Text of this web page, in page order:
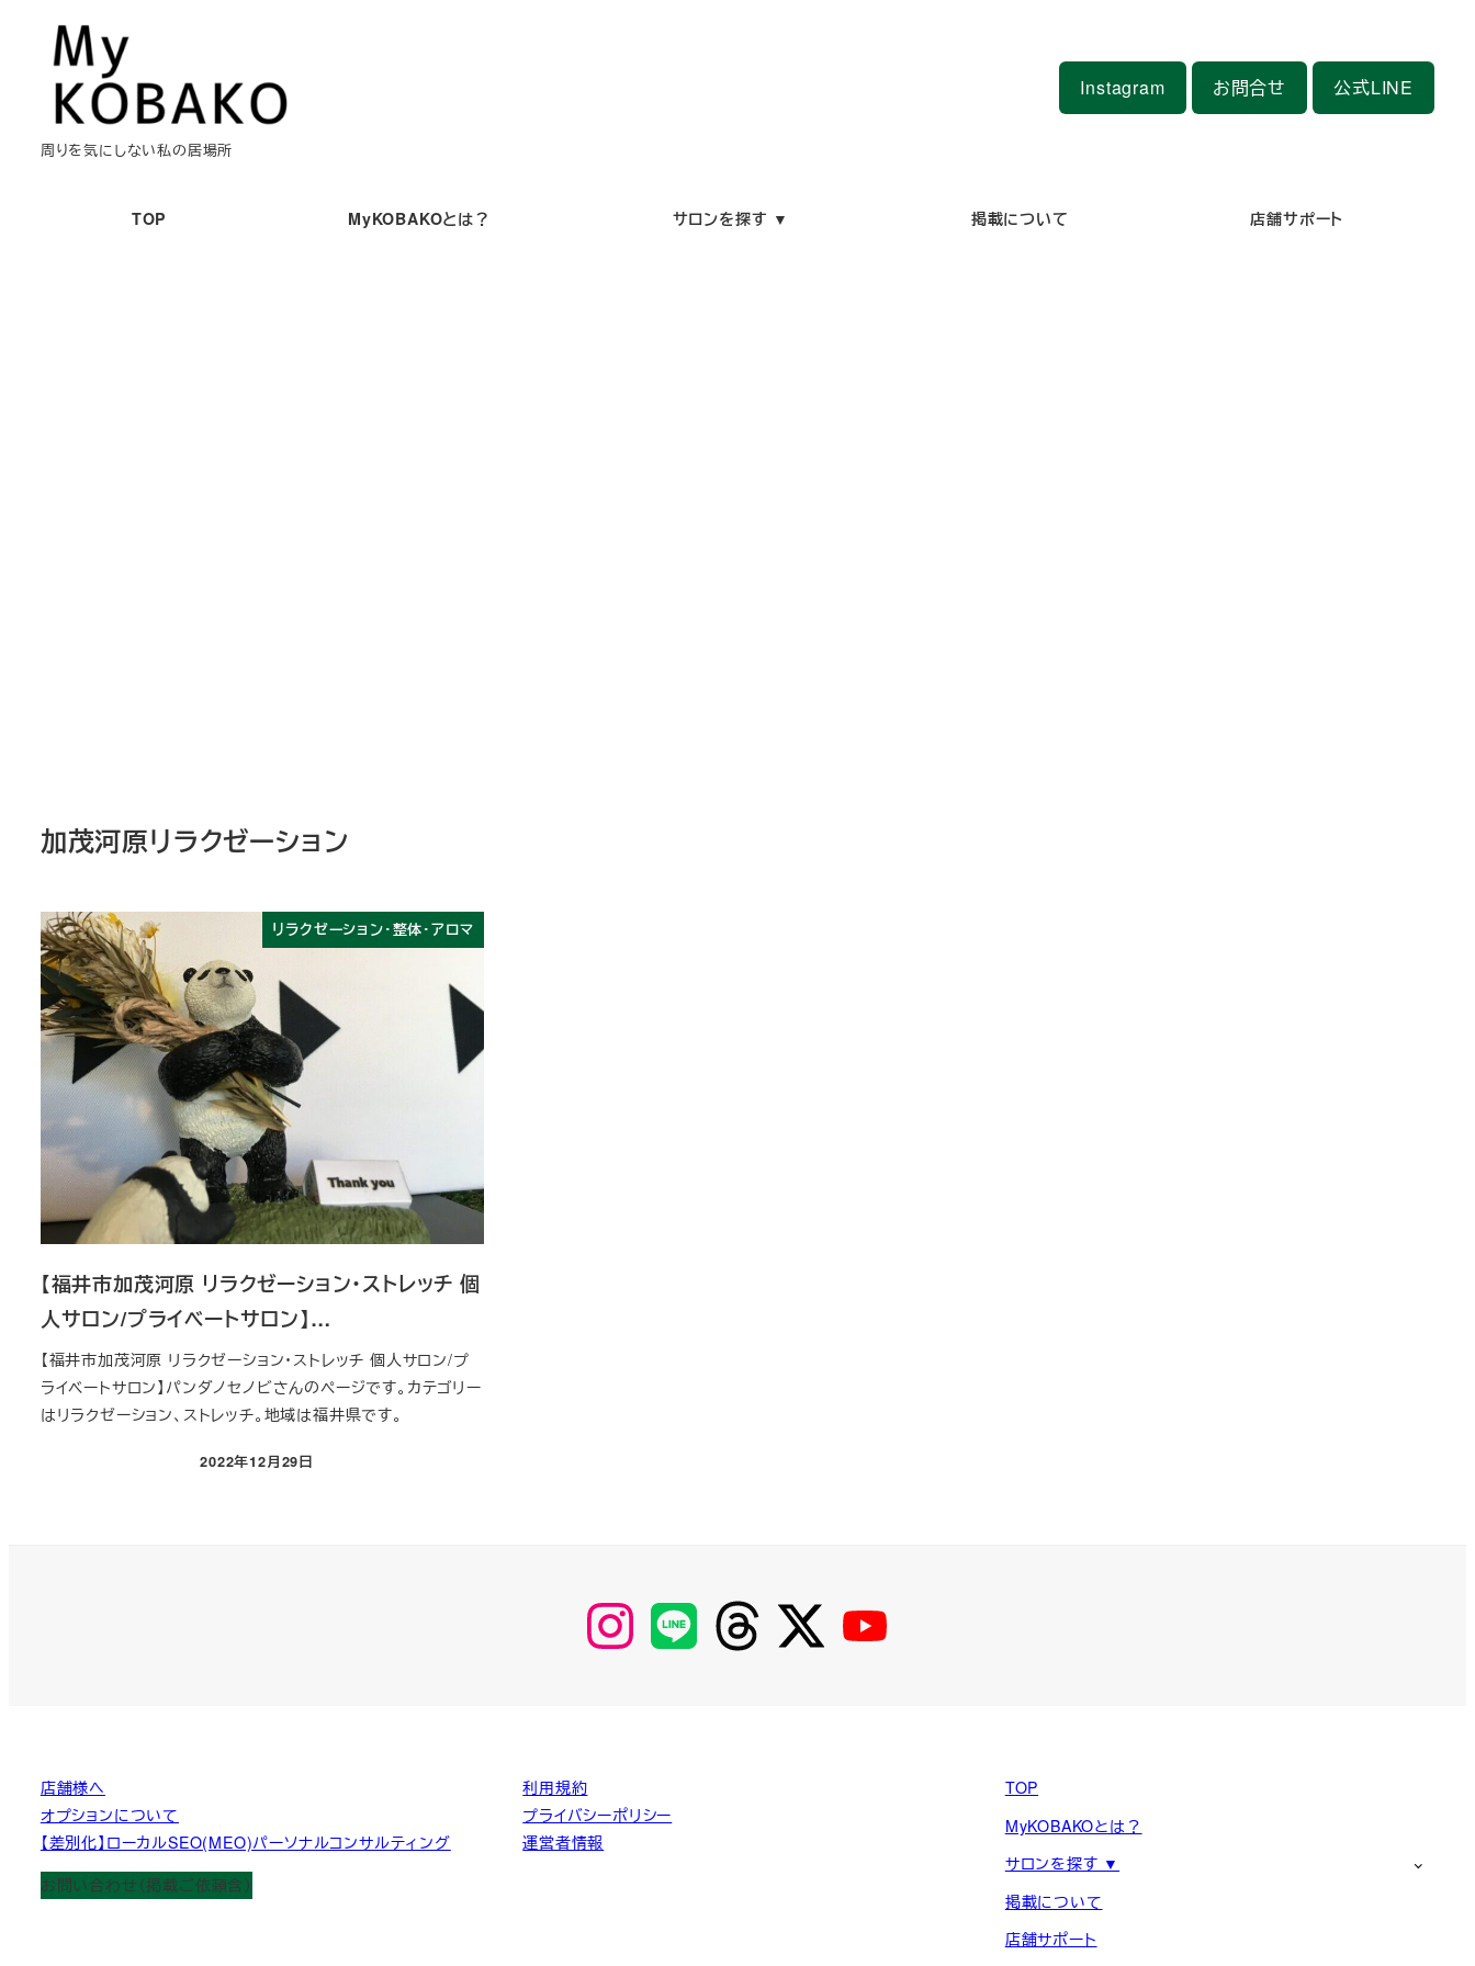
周りを気にしない私の居場所
Instagram お問合せ 公式LINE
TOP MyKOBAKOとは？ サロンを探す ▼ 掲載について 店舗サポート
加茂河原リラクゼーション
リラクゼーション・整体・アロマ
【福井市加茂河原 リラクゼーション・ストレッチ 個
人サロン/プライベートサロン】…
【福井市加茂河原 リラクゼーション・ストレッチ 個人サロン/プ
ライベートサロン】パンダノセノビさんのページです。カテゴリー
はリラクゼーション、ストレッチ。地域は福井県です。
投稿日
2022年12月29日
【Instagram】
MyKOBAKO
【LINE】 【threads】 【Twitter】
店舗様へ
オプションについて
【差別化】ローカルSEO(MEO)パーソナルコンサルティング
お問い合わせ（掲載ご依頼含）
利用規約
プライバシーポリシー
運営者情報
TOP
MyKOBAKOとは？
サロンを探す ▼
掲載について
店舗サポート